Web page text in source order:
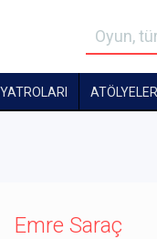
ATÖLYELER
Emre Saraç